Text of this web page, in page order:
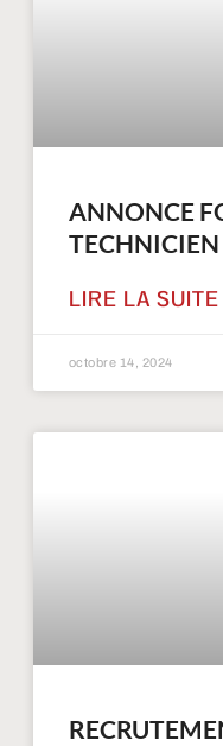
ANNONCE
LIRE LA SUITE
octobre 14, 2024